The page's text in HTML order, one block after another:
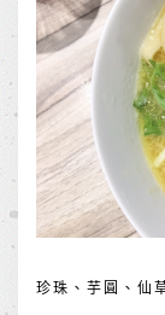
珍珠、芋圓、仙